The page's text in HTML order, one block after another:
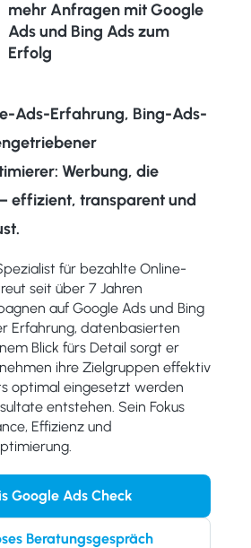
mehr Anfragen mit Google
Ads und Bing Ads zum
Erfolg
Ads-Erfahrung, Bing-Ads-
Werbung, die
effizient, transparent und
für bezahlte Online-
seit über 7 Jahren
auf Google Ads und Bing
Erfahrung, datenbasierten
Blick fürs Detail sorgt er
ihre Zielgruppen effektiv
optimal eingesetzt werden
entstehen. Sein Fokus
Effizienz und
Google Ads Check
Beratungsgespräch